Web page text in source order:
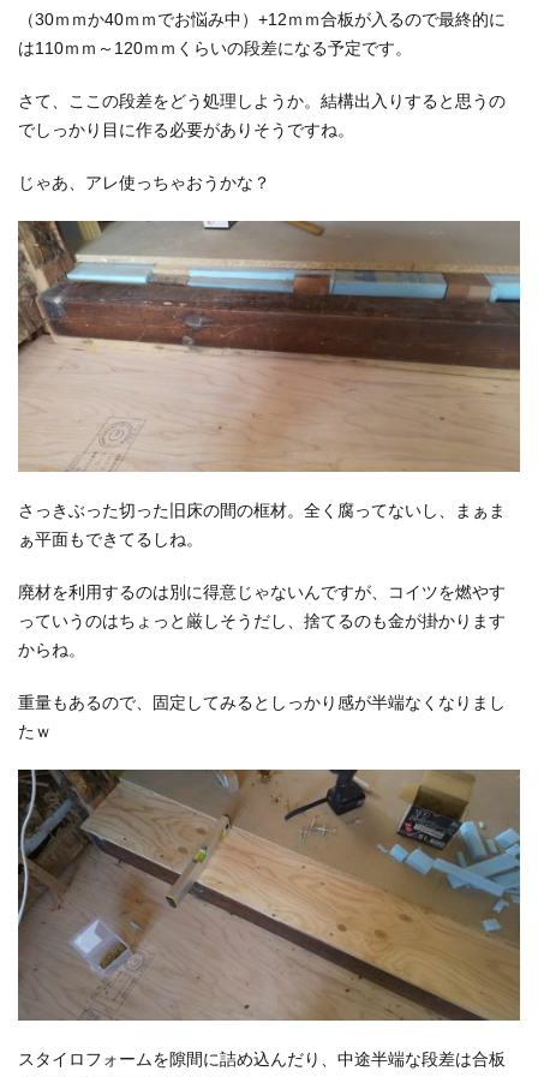
（30ｍｍか40ｍｍでお悩み中）+12ｍｍ合板が入るので最終的に
は110ｍｍ～120ｍｍくらいの段差になる予定です。
さて、ここの段差をどう処理しようか。結構出入りすると思うの
でしっかり目に作る必要がありそうですね。
じゃあ、アレ使っちゃおうかな？
さっきぶった切った旧床の間の框材。全く腐ってないし、まぁま
ぁ平面もできてるしね。
廃材を利用するのは別に得意じゃないんですが、コイツを燃やす
っていうのはちょっと厳しそうだし、捨てるのも金が掛かります
からね。
重量もあるので、固定してみるとしっかり感が半端なくなりまし
たｗ
スタイロフォームを隙間に詰め込んだり、中途半端な段差は合板